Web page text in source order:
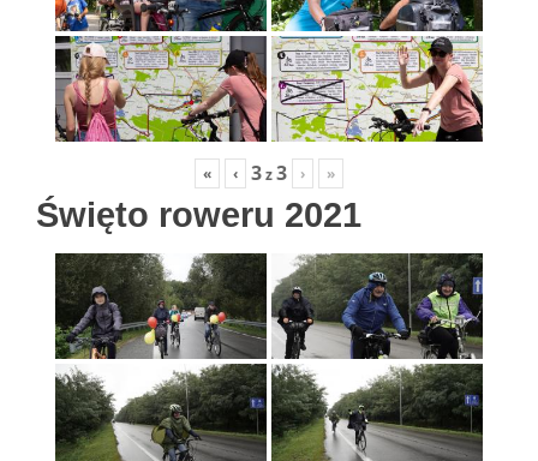
« ‹ 3z3 › »
Święto roweru 2021